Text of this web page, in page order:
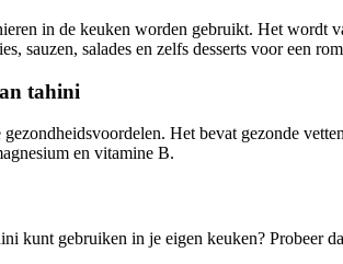
in de keuken worden gebruikt. Het wordt
sauzen, salades en zelfs desserts voor een
tahini
Het bevat gezonde
en vitamine B.
kunt gebruiken in je eigen keuken? Probeer